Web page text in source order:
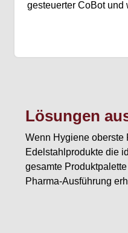
gesteuerter CoBot und
Lösungen
Wenn Hygiene oberste
Edelstahlprodukte die
gesamte
Pharma-Ausführung